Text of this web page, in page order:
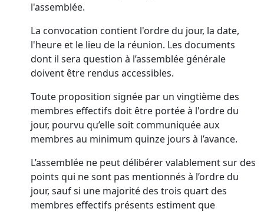
l'assemblée.
La convocation contient l'ordre du jour, la date,
l'heure et le lieu de la réunion. Les documents
dont il sera question à l’assemblée générale
doivent être rendus accessibles.
Toute proposition signée par un vingtième des
membres effectifs doit être portée à l'ordre du
jour, pourvu qu’elle soit communiquée aux
membres au minimum quinze jours à l’avance.
L’assemblée ne peut délibérer valablement sur des
points qui ne sont pas mentionnés à l’ordre du
jour, sauf si une majorité des trois quart des
membres effectifs présents estiment que